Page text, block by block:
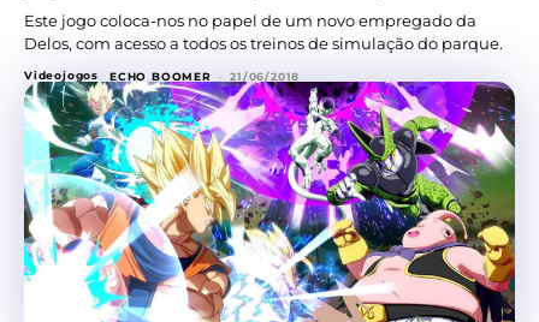
Este jogo coloca-nos no papel de um novo empregado da
Delos, com acesso a todos os treinos de simulação do parque.
Videojogos ECHO BOOMER - 21/06/2018